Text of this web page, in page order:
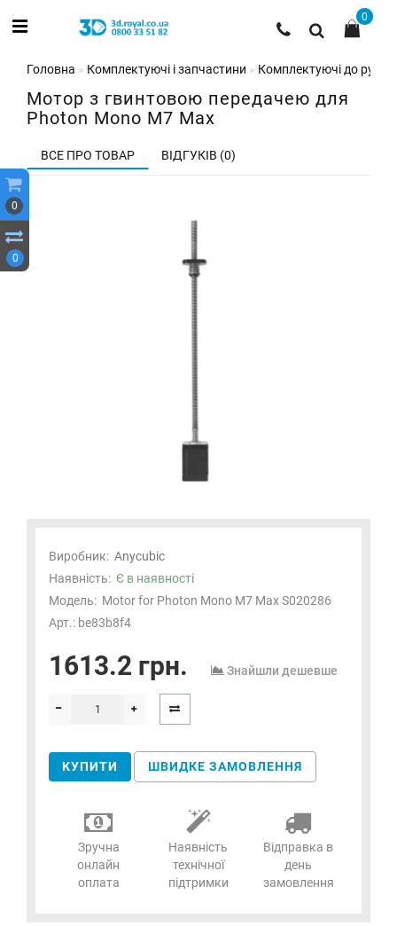
0
0
0
Головна Комплектуючі і запчастини Комплектуючі до
Мотор з гвинтовою передачею для
Photon Mono M7 Max
ВСЕ ПРО ТОВАР ВІДГУКІВ (0)
Виробник: Anycubic
Наявність: Є в наявності
Модель: Motor for Photon Mono M7 Max S020286
Арт.: be83b8f4
1613.2 грн. Знайшли дешевше
КУПИТИ ШВИДКЕ ЗАМОВЛЕННЯ
Зручна
онлайн
оплата
Наявність
технічної
підтримки
Відправка в
день
замовлення